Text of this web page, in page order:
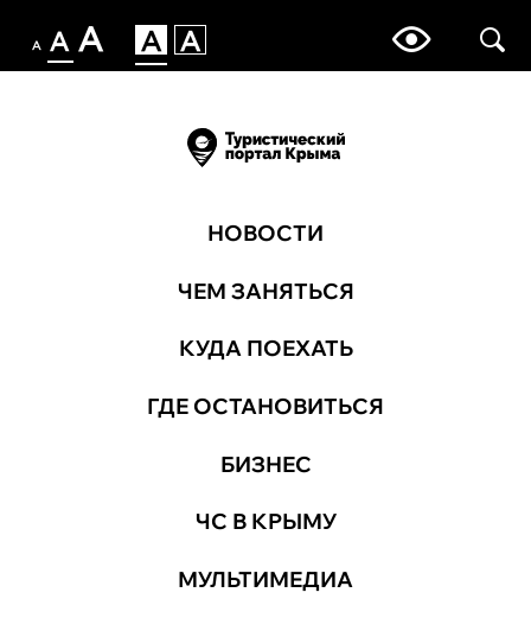
НОВОСТИ
ЧЕМ ЗАНЯТЬСЯ
КУДА ПОЕХАТЬ
ГДЕ ОСТАНОВИТЬСЯ
БИЗНЕС
ЧС В КРЫМУ
МУЛЬТИМЕДИА